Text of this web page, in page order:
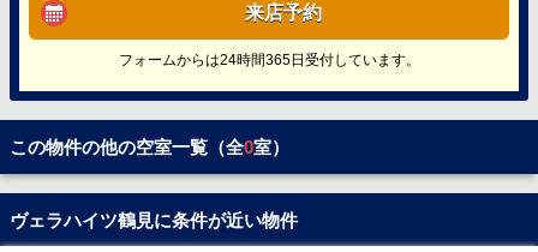
来店予約
フォームからは24時間365日受付しています。
この物件の他の空室一覧（全0室）
ヴェラハイツ鶴見に条件が近い物件